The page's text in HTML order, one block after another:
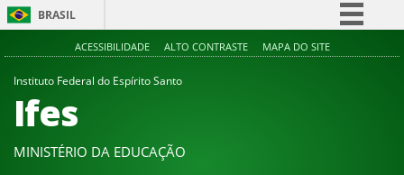
BRASIL
Simplifique!
ACESSIBILIDADE ALTO CONTRASTE MAPA DO SITE
Instituto Federal do Espírito Santo
Ifes
MINISTÉRIO DA EDUCAÇÃO